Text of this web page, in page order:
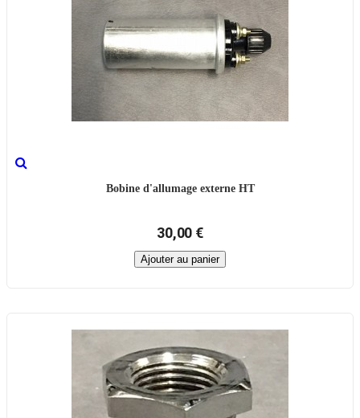
Bobine d'allumage externe HT
30,00 €
Ajouter au panier